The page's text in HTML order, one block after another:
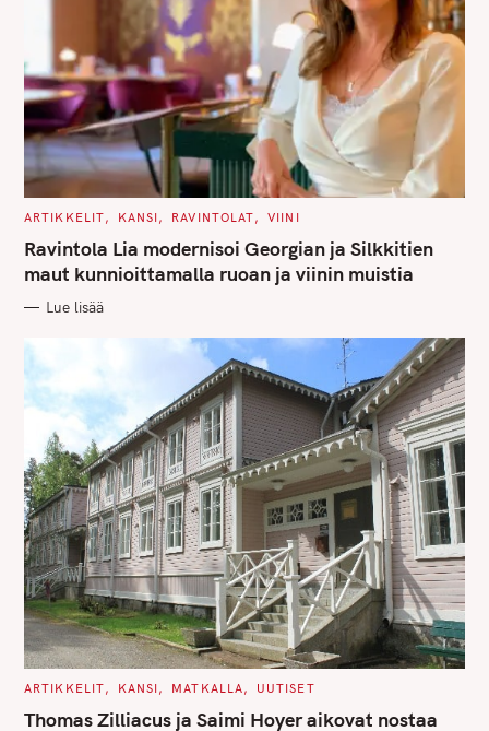
C
T
E
G
O
I
ARTIKKELIT KANSI RAVINTOLAT VIINI
Ravintola Lia modernisoi Georgian ja Silkkitien
maut kunnioittamalla ruoan ja viinin muistia
Lue lisää
C
T
E
ARTIKKELIT KANSI MATKALLA UUTISET
Thomas Zilliacus ja Saimi Hoyer aikovat nostaa